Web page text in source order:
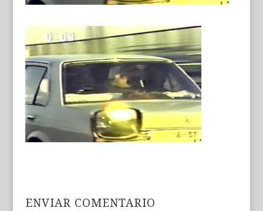
ENVIAR COMENTARIO